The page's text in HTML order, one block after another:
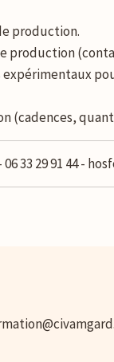
production.
production
expérimentaux
(cadences,
06 33 29 91 44-